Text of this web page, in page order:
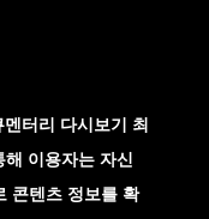
멘터리 다시보기 최
이용자는 자신
콘텐츠 정보를 확